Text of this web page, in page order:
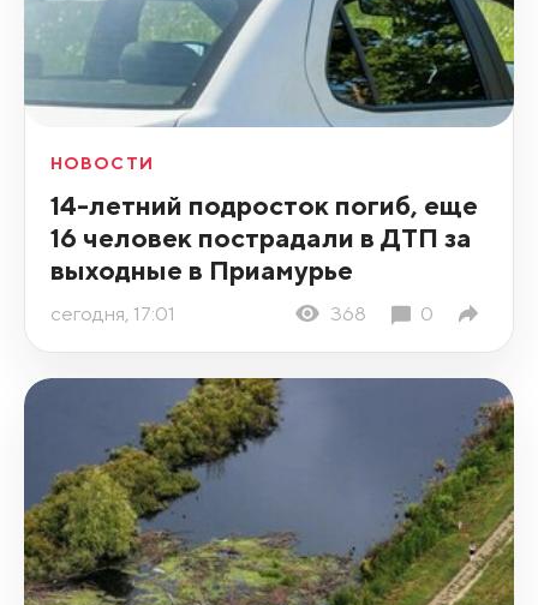
НОВОСТИ
14-летний подросток погиб, еще
16 человек пострадали в ДТП за
выходные в Приамурье
сегодня, 17:01 368 0